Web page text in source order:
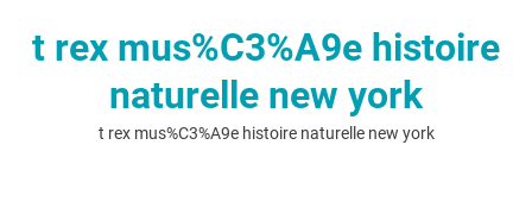
t rex mus%C3%A9e histoire
naturelle new york
t rex mus%C3%A9e histoire naturelle new york